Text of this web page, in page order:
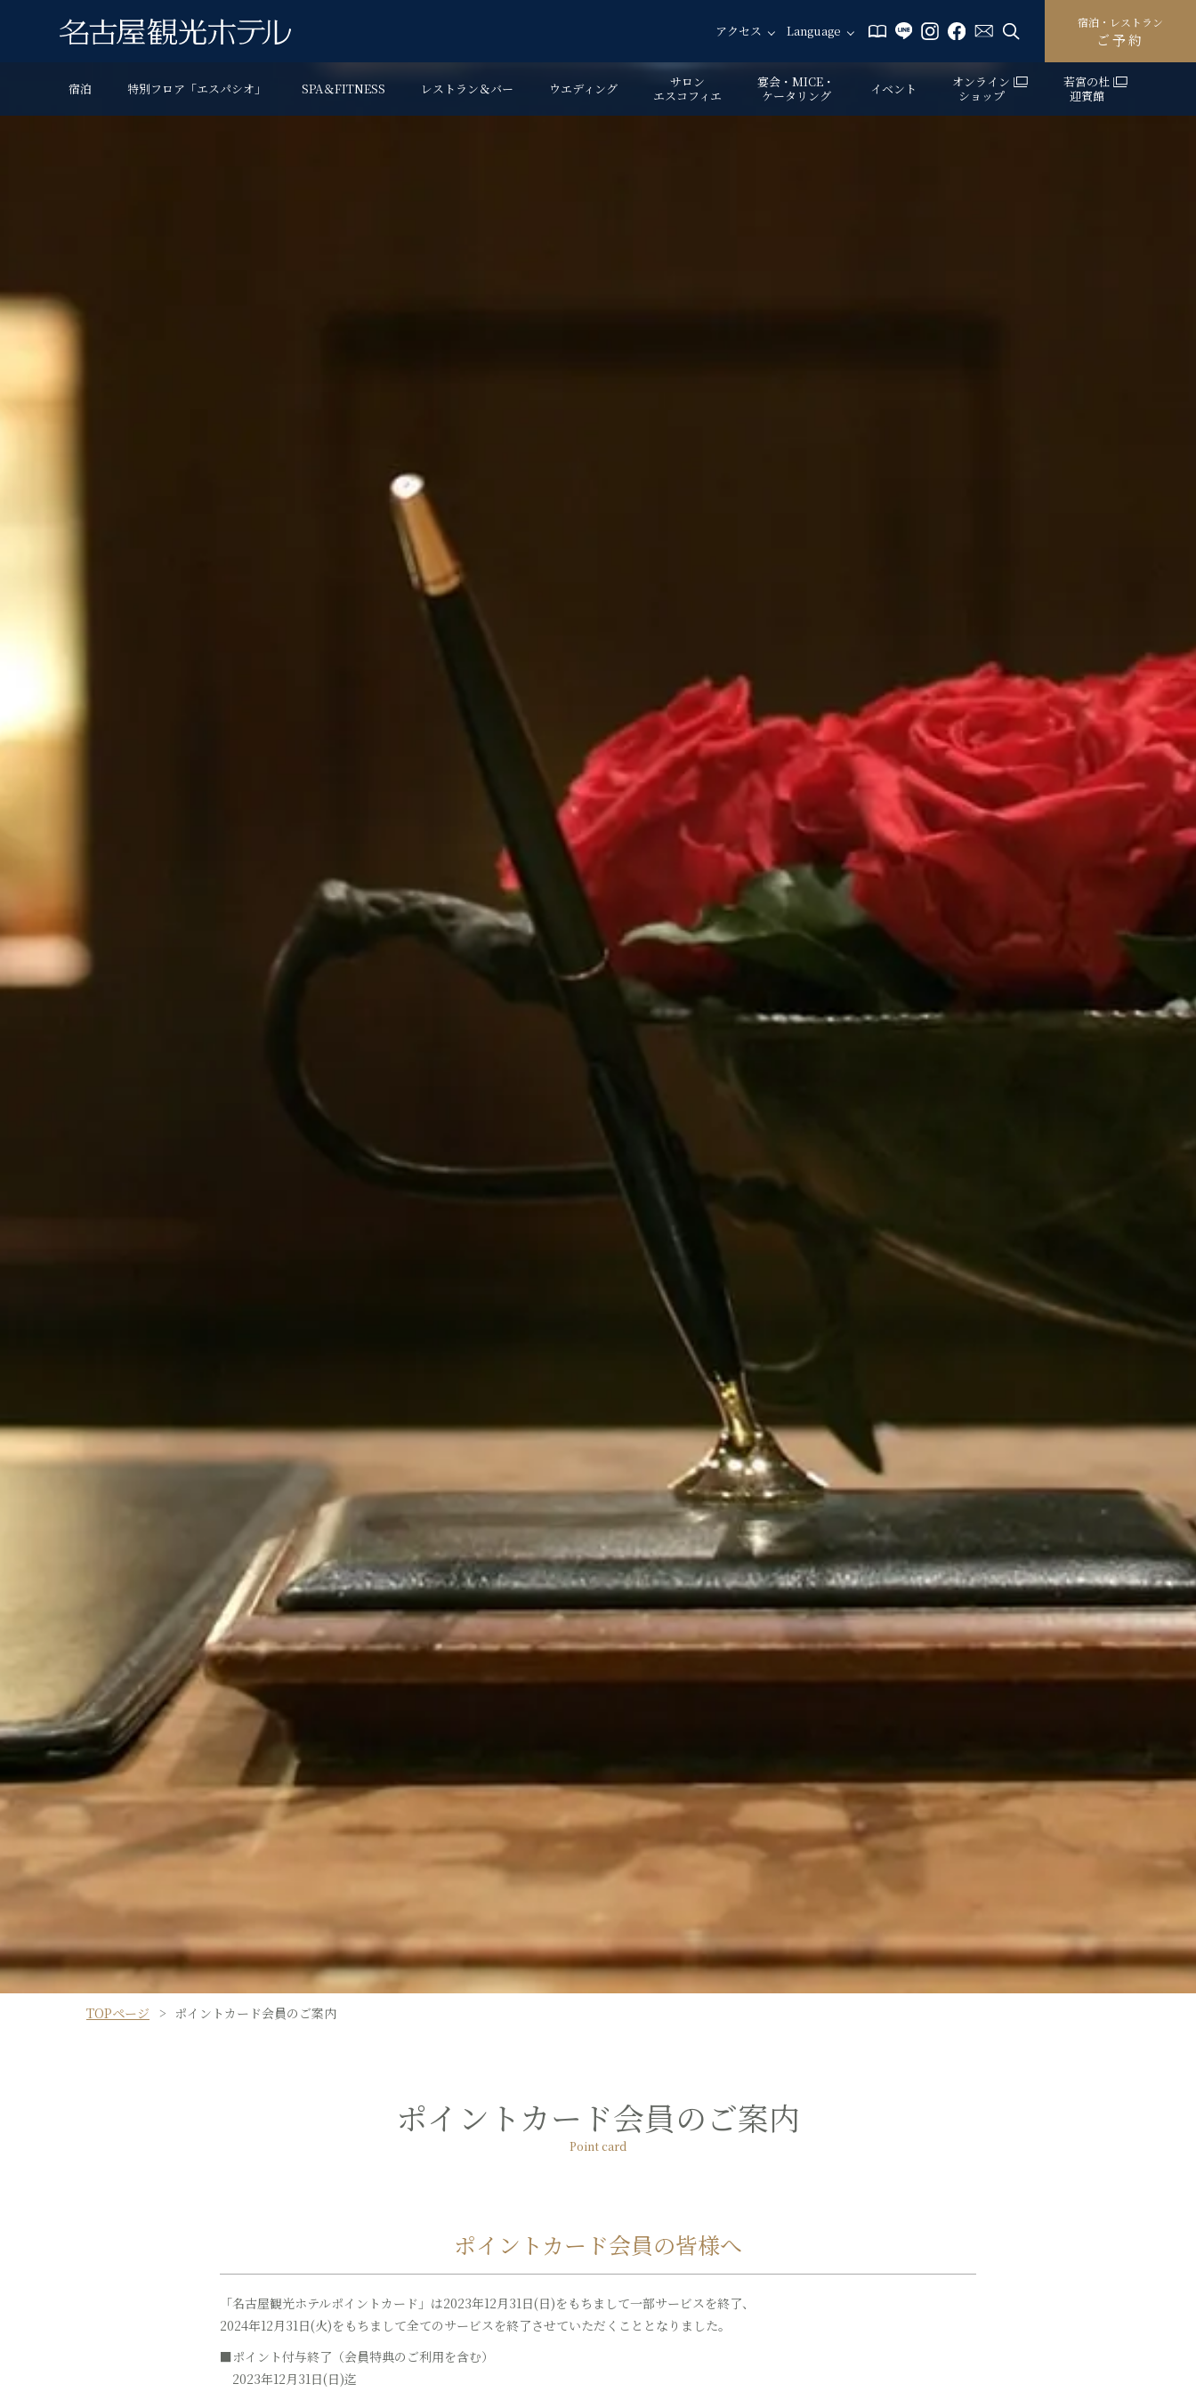
アクセス Language
宿泊・レストラン
ご予約
宿泊 特別フロア「エスパシオ」 SPA＆FITNESS レストラン＆バー ウエディング
サロン
エスコフィエ
宴会・MICE・
ケータリング
イベント
オンライン
ショップ
若宮の杜
迎賓館
TOPページ ポイントカード会員のご案内
ポイントカード会員のご案内
Point card
ポイントカード会員の皆様へ
「名古屋観光ホテルポイントカード」は2023年12月31日(日)をもちまして一部サービスを終了、
2024年12月31日(火)をもちまして全てのサービスを終了させていただくこととなりました。
■ポイント付与終了（会員特典のご利用を含む）
2023年12月31日(日)迄